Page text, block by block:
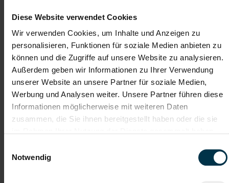
Diese Website verwendet Cookies
Wir verwenden Cookies, um Inhalte und Anzeigen zu
personalisieren, Funktionen für soziale Medien anbieten zu
können und die Zugriffe auf unsere Website zu analysieren.
Außerdem geben wir Informationen zu Ihrer Verwendung
unserer Website an unsere Partner für soziale Medien,
Werbung und Analysen weiter. Unsere Partner führen diese
Informationen möglicherweise mit weiteren Daten
zusammen, die Sie ihnen bereitgestellt haben oder die sie
Notwendig
ab sofort
Das macht dir Spaß als Schichtleiter:in:
Fachliche und organisatorische Führung des
Produktionsteams während deiner Schicht
Sicherstellung eines reibungslosen Produktionsablaufs
Einteilung und Koordination der Mitarbeiter:innen
Überwachung der Einhaltung von Qualitäts-, Sicherheits-
und Produktionsvorgaben
Dokumentation der Produktionsabläufe sowie